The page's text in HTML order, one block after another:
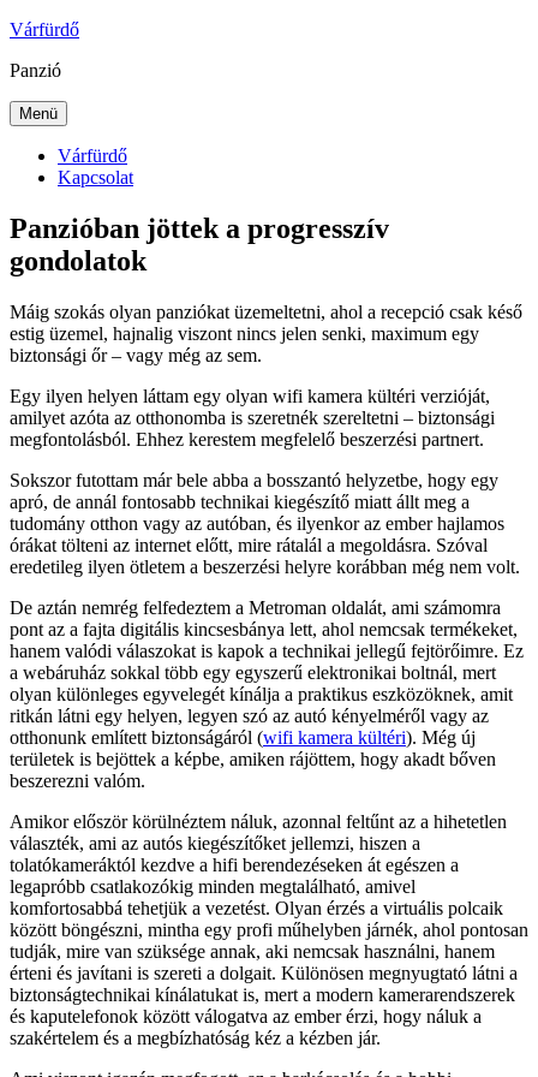
Tartalomhoz
Várfürdő
Panzió
Menü
Várfürdő
Kapcsolat
Panzióban jöttek a progresszív
gondolatok
Máig szokás olyan panziókat üzemeltetni, ahol a recepció csak késő
estig üzemel, hajnalig viszont nincs jelen senki, maximum egy
biztonsági őr – vagy még az sem.
Egy ilyen helyen láttam egy olyan wifi kamera kültéri verzióját,
amilyet azóta az otthonomba is szeretnék szereltetni – biztonsági
megfontolásból. Ehhez kerestem megfelelő beszerzési partnert.
Sokszor futottam már bele abba a bosszantó helyzetbe, hogy egy
apró, de annál fontosabb technikai kiegészítő miatt állt meg a
tudomány otthon vagy az autóban, és ilyenkor az ember hajlamos
órákat tölteni az internet előtt, mire rátalál a megoldásra. Szóval
eredetileg ilyen ötletem a beszerzési helyre korábban még nem volt.
De aztán nemrég felfedeztem a Metroman oldalát, ami számomra
pont az a fajta digitális kincsesbánya lett, ahol nemcsak termékeket,
hanem valódi válaszokat is kapok a technikai jellegű fejtörőimre. Ez
a webáruház sokkal több egy egyszerű elektronikai boltnál, mert
olyan különleges egyvelegét kínálja a praktikus eszközöknek, amit
ritkán látni egy helyen, legyen szó az autó kényelméről vagy az
otthonunk említett biztonságáról (wifi kamera kültéri). Még új
területek is bejöttek a képbe, amiken rájöttem, hogy akadt bőven
beszerezni valóm.
Amikor először körülnéztem náluk, azonnal feltűnt az a hihetetlen
választék, ami az autós kiegészítőket jellemzi, hiszen a
tolatókameráktól kezdve a hifi berendezéseken át egészen a
legapróbb csatlakozókig minden megtalálható, amivel
komfortosabbá tehetjük a vezetést. Olyan érzés a virtuális polcaik
között böngészni, mintha egy profi műhelyben járnék, ahol pontosan
tudják, mire van szüksége annak, aki nemcsak használni, hanem
érteni és javítani is szereti a dolgait. Különösen megnyugtató látni a
biztonságtechnikai kínálatukat is, mert a modern kamerarendszerek
és kaputelefonok között válogatva az ember érzi, hogy náluk a
szakértelem és a megbízhatóság kéz a kézben jár.